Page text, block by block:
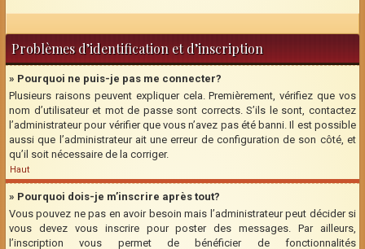
Problèmes d’identification et d’inscription
» Pourquoi ne puis-je pas me connecter?
Plusieurs raisons peuvent expliquer cela. Premièrement, vérifiez que vos
nom d’utilisateur et mot de passe sont corrects. S’ils le sont, contactez
l’administrateur pour vérifier que vous n’avez pas été banni. Il est possible
aussi que l’administrateur ait une erreur de configuration de son côté, et
qu’il soit nécessaire de la corriger.
Haut
» Pourquoi dois-je m’inscrire après tout?
Vous pouvez ne pas en avoir besoin mais l’administrateur peut décider si
vous devez vous inscrire pour poster des messages. Par ailleurs,
l’inscription vous permet de bénéficier de fonctionnalités